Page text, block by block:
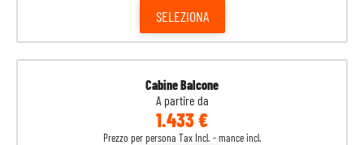
SELEZIONA
Cabine Balcone
A partire da
1.433 €
Prezzo per persona Tax Incl. - mance incl.